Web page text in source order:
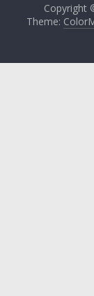
Copyright
Theme: